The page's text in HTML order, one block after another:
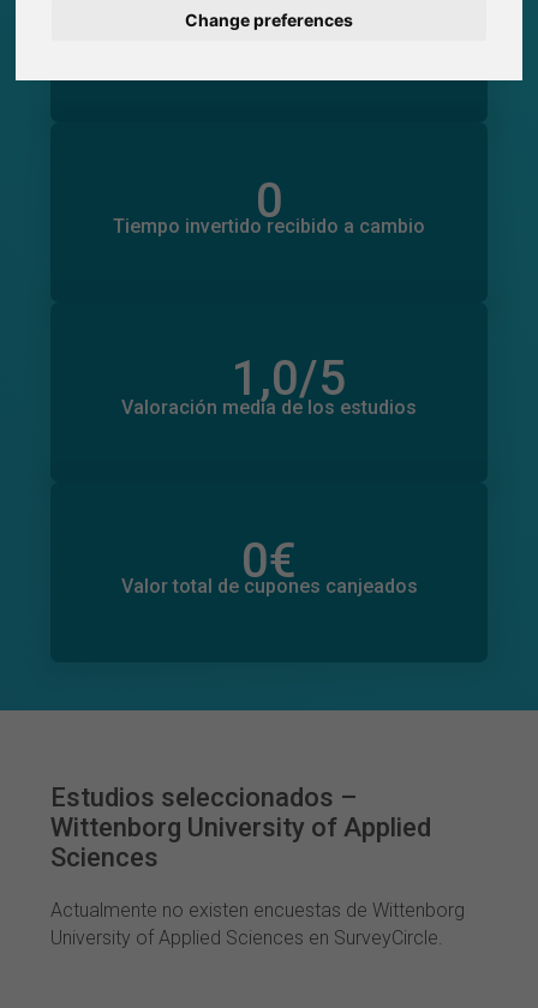
Change preferences
Participantes obtenidos a través de
0
Participaciones generadas en SurveyCircle
0
Tiempo invertido recibido a cambio
0
Tiempo invertido en otros estudios
1,0/5
Valoración media de los estudios
0
Número total de valoraciones
0€
Valor total de cupones canjeados
0€
Valor total de donaciones
Estudios seleccionados –
Wittenborg University of Applied
Sciences
Actualmente no existen encuestas de Wittenborg
University of Applied Sciences en SurveyCircle.